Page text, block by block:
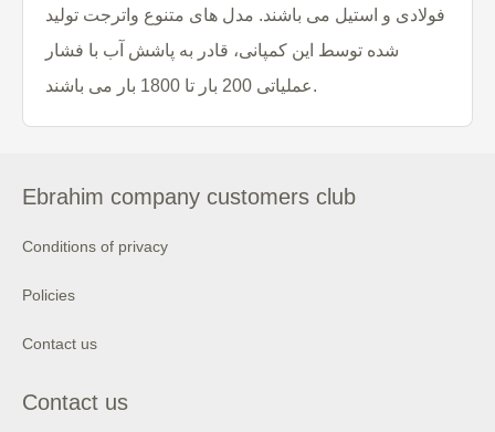
فولادی و استیل می باشند. مدل های متنوع واترجت تولید
شده توسط این کمپانی، قادر به پاشش آب با فشار
عملیاتی 200 بار تا 1800 بار می باشند.
Ebrahim company customers club
Conditions of privacy
Policies
Contact us
Contact us